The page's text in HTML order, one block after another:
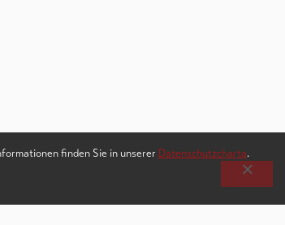
finden Sie in unserer Datenschutzcharta.